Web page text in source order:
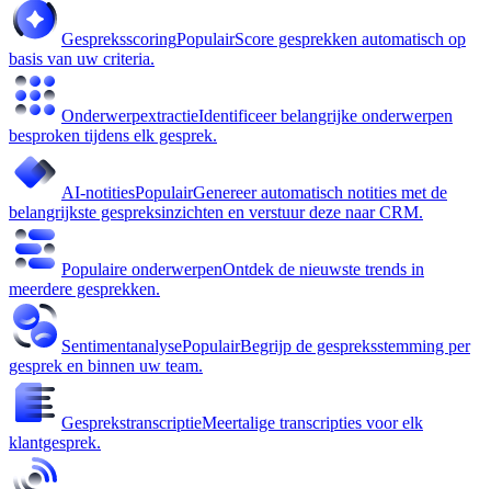
GespreksscoringPopulairScore gesprekken automatisch op
basis van uw criteria.
OnderwerpextractieIdentificeer belangrijke onderwerpen
besproken tijdens elk gesprek.
AI-notitiesPopulairGenereer automatisch notities met de
belangrijkste gespreksinzichten en verstuur deze naar CRM.
Populaire onderwerpenOntdek de nieuwste trends in
meerdere gesprekken.
SentimentanalysePopulairBegrijp de gespreksstemming per
gesprek en binnen uw team.
GesprekstranscriptieMeertalige transcripties voor elk
klantgesprek.